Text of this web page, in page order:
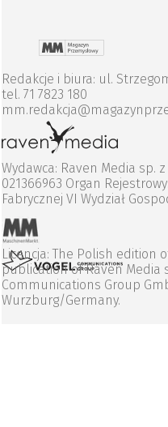
Redakcje i biura: ul.
tel. 71 7823 180
Wydawca: Raven Media sp. z
021366963 Organ
Fabrycznej VI Wydział
Licencja: The Polish edition
publication of Raven Media
Communications Group
Wurzburg/Germany.